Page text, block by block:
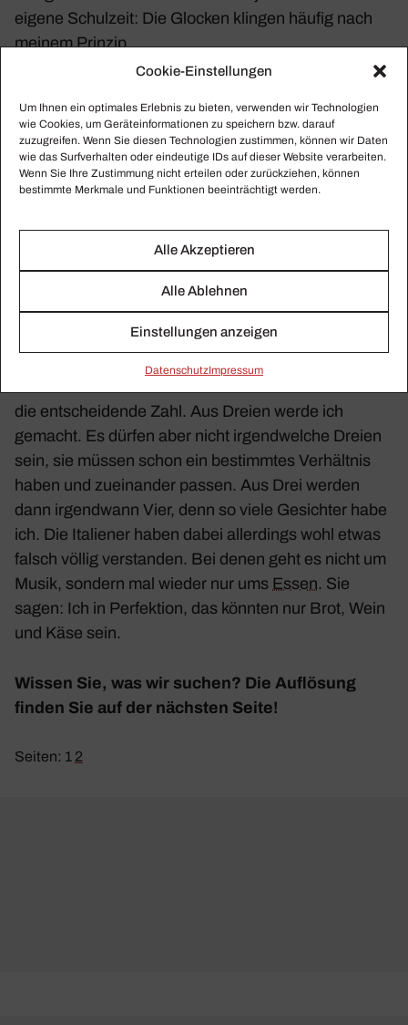
Cookie-Einstellungen
Um Ihnen ein optimales Erlebnis zu bieten, verwenden wir Technologien
wie Cookies, um Geräteinformationen zu speichern bzw. darauf
zuzugreifen. Wenn Sie diesen Technologien zustimmen, können wir Daten
wie das Surfverhalten oder eindeutige IDs auf dieser Website verarbeiten.
Wenn Sie Ihre Zustimmung nicht erteilen oder zurückziehen, können
bestimmte Merkmale und Funktionen beeinträchtigt werden.
Alle Akzeptieren
Alle Ablehnen
Einstellungen anzeigen
Daten­schutzImpressum
eigene Schul­zeit: Die Glocken klingen häufig nach
meinem Prinzip.
Die Drei­fal­tig­keit der
Musik
Ich will ja nicht blas­phe­misch sein, aber ich bin wohl
mich nicht einfach so. Wenn ich passen und richtig
klingen soll, dann müssen schon ein paar Regeln
einge­halten werden. Einer allein, bewirkt noch
nichts. Es muss sozu­sagen geschichtet werden, auf
einander aufge­baut. Oft ist es erst einer nach dem
die entschei­dende Zahl. Aus Dreien werde ich
gemacht. Es dürfen aber nicht irgend­welche Dreien
sein, sie müssen schon ein bestimmtes Verhältnis
haben und zuein­ander passen. Aus Drei werden
dann irgend­wann Vier, denn so viele Gesichter habe
ich. Die Italiener haben dabei aller­dings wohl etwas
falsch völlig verstanden. Bei denen geht es nicht um
Musik, sondern mal wieder nur ums Essen. Sie
sagen: Ich in Perfek­tion, das könnten nur Brot, Wein
und Käse sein.
Wissen Sie, was wir suchen? Die Auflö­sung
finden Sie auf der nächsten Seite!
Seiten: 1 2